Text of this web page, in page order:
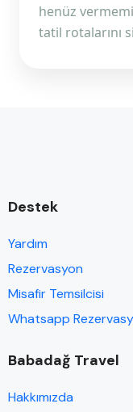
henüz
tatil rotalarını
Destek
Yardım
Rezervasyon
Misafir Temsilcisi
Whatsapp
Babadağ Travel
Hakkımızda